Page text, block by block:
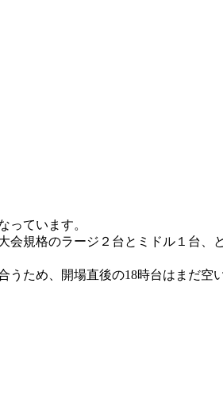
っています。
会規格のラージ２台とミドル１台、
ため、開場直後の18時台はまだ空